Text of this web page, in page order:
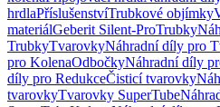
hrdlaPříslušenstvíTrubkové objímky
materiálGeberit Silent-ProTrubky
TrubkyTvarovkyNáhradní díly pro
pro KolenaOdbočkyNáhradní díly
díly pro RedukceČisticí tvarovky
tvarovkyTvarovky SuperTube